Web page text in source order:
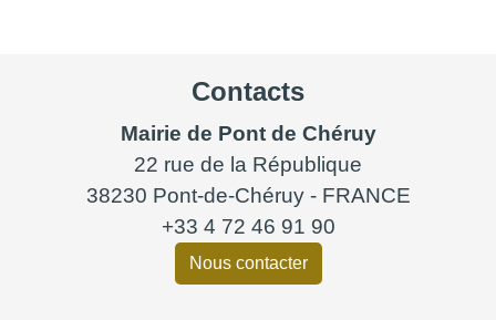
Contacts
Mairie de Pont de Chéruy
22 rue de la République
38230 Pont-de-Chéruy - FRANCE
+33 4 72 46 91 90
Nous contacter